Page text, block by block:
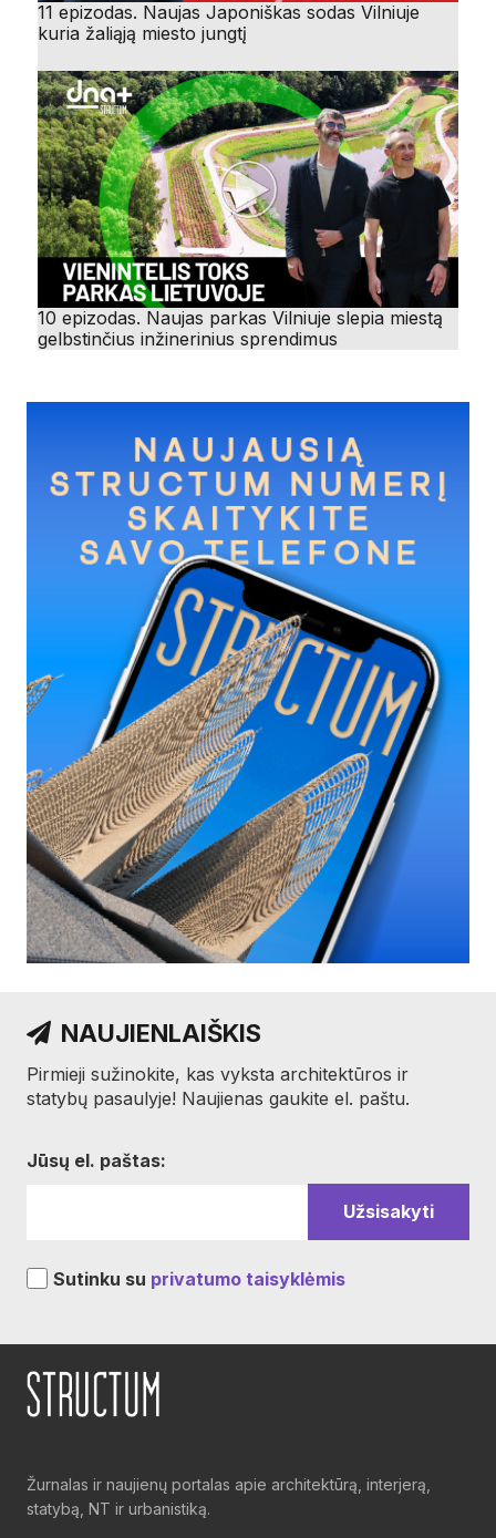
11 epizodas. Naujas Japoniškas sodas Vilniuje
kuria žaliąją miesto jungtį
10 epizodas. Naujas parkas Vilniuje slepia miestą
gelbstinčius inžinerinius sprendimus
NAUJIENLAIŠKIS
Pirmieji sužinokite, kas vyksta architektūros ir
statybų pasaulyje! Naujienas gaukite el. paštu.
Jūsų el. paštas:
Sutinku su privatumo taisyklėmis
Žurnalas ir naujienų portalas apie architektūrą, interjerą,
statybą, NT ir urbanistiką.